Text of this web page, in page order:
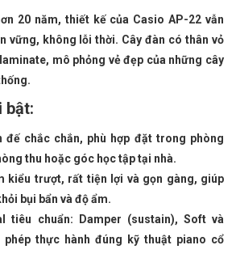
20 năm, thiết kế của Casio AP-22 vẫn
vững, không lỗi thời. Cây đàn có thân vỏ
mô phỏng vẻ đẹp của những cây
bật:
đế chắc chắn, phù hợp đặt trong phòng
thu hoặc góc học tập tại nhà.
kiểu trượt, rất tiện lợi và gọn gàng, giúp
bụi bẩn và độ ẩm.
tiêu chuẩn: Damper (sustain), Soft và
thực hành đúng kỹ thuật piano cổ